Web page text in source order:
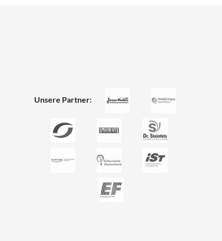
Unsere Partner: